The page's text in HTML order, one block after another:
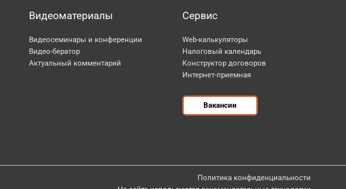
Видеоматериалы
Видеосеминары и конференции
Видео-бератор
Актуальный комментарий
Сервис
Web-калькуляторы
Налоговый календарь
Конструктор договоров
Интернет-приемная
Вакансии
Политика конфиденциальности